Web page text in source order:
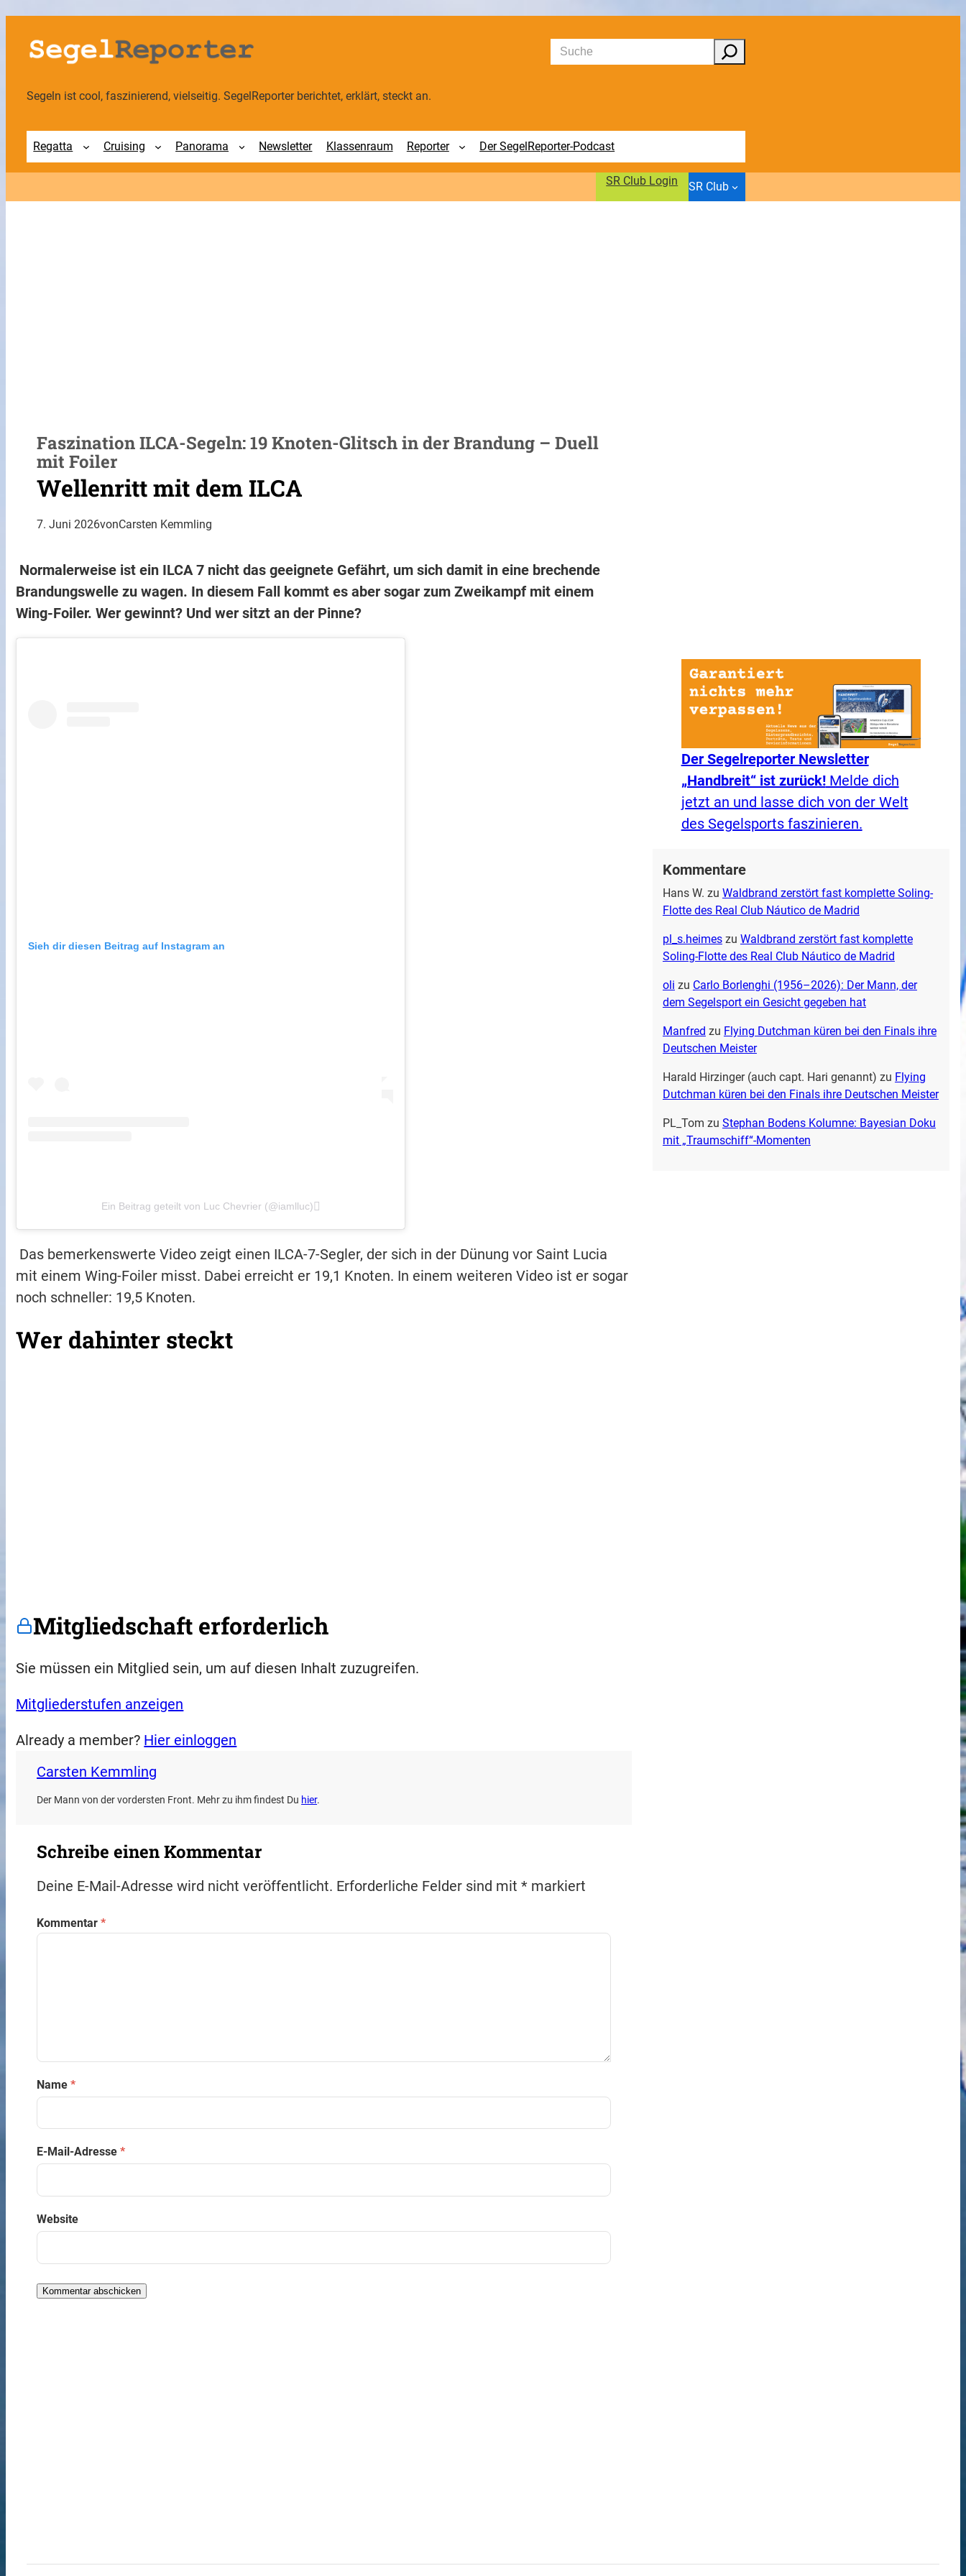
Zum
Inhalt
springen
Suchen
Segeln ist cool, faszinierend, vielseitig. SegelReporter berichtet, erklärt, steckt an.
Regatta Cruising Panorama Newsletter Klassenraum Reporter Der SegelReporter-Podcast
SR Club Login SR Club
Faszination ILCA-Segeln: 19 Knoten-Glitsch in der Brandung – Duell
mit Foiler
Wellenritt mit dem ILCA
7. Juni 2026vonCarsten Kemmling
Normalerweise ist ein ILCA 7 nicht das geeignete Gefährt, um sich damit in eine brechende
Brandungswelle zu wagen. In diesem Fall kommt es aber sogar zum Zweikampf mit einem
Wing-Foiler. Wer gewinnt? Und wer sitzt an der Pinne?
Sieh dir diesen Beitrag auf Instagram an
Ein Beitrag geteilt von Luc Chevrier (@iamlluc)
Das bemerkenswerte Video zeigt einen ILCA-7-Segler, der sich in der Dünung vor Saint Lucia
mit einem Wing-Foiler misst. Dabei erreicht er 19,1 Knoten. In einem weiteren Video ist er sogar
noch schneller: 19,5 Knoten.
Wer dahinter steckt
Mitgliedschaft erforderlich
Sie müssen ein Mitglied sein, um auf diesen Inhalt zuzugreifen.
Mitgliederstufen anzeigen
Already a member? Hier einloggen
Carsten Kemmling
Der Mann von der vordersten Front. Mehr zu ihm findest Du hier.
Schreibe einen Kommentar
Deine E-Mail-Adresse wird nicht veröffentlicht. Erforderliche Felder sind mit* markiert
Kommentar*
Name*
E-Mail-Adresse*
Website
Der Segelreporter Newsletter
„Handbreit“ ist zurück!Melde dich
jetzt an und lasse dich von der Welt
des Segelsports faszinieren.
Kommentare
Hans W. zu Waldbrand zerstört fast komplette Soling-
Flotte des Real Club Náutico de Madrid
pl_s.heimeszu Waldbrand zerstört fast komplette
Soling-Flotte des Real Club Náutico de Madrid
oli zu Carlo Borlenghi (1956–2026): Der Mann, der
dem Segelsport ein Gesicht gegeben hat
Manfred zu Flying Dutchman küren bei den Finals ihre
Deutschen Meister
Harald Hirzinger (auch capt. Hari genannt) zu Flying
Dutchman küren bei den Finals ihre Deutschen Meister
PL_Tom zu Stephan Bodens Kolumne: Bayesian Doku
mit „Traumschiff“-Momenten